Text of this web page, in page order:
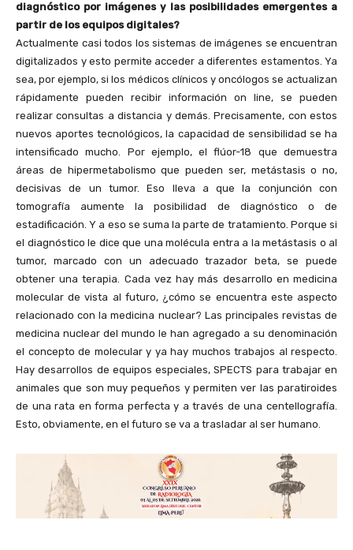
diagnóstico por imágenes y las posibilidades emergentes a
partir de los equipos digitales?
Actualmente casi todos los sistemas de imágenes se encuentran
digitalizados y esto permite acceder a diferentes estamentos. Ya
sea, por ejemplo, si los médicos clínicos y oncólogos se actualizan
rápidamente pueden recibir información on line, se pueden
realizar consultas a distancia y demás. Precisamente, con estos
nuevos aportes tecnológicos, la capacidad de sensibilidad se ha
intensificado mucho. Por ejemplo, el flúor-18 que demuestra
áreas de hipermetabolismo que pueden ser, metástasis o no,
decisivas de un tumor. Eso lleva a que la conjunción con
tomografía aumente la posibilidad de diagnóstico o de
estadificación. Y a eso se suma la parte de tratamiento. Porque si
el diagnóstico le dice que una molécula entra a la metástasis o al
tumor, marcado con un adecuado trazador beta, se puede
obtener una terapia. Cada vez hay más desarrollo en medicina
molecular de vista al futuro, ¿cómo se encuentra este aspecto
relacionado con la medicina nuclear? Las principales revistas de
medicina nuclear del mundo le han agregado a su denominación
el concepto de molecular y ya hay muchos trabajos al respecto.
Hay desarrollos de equipos especiales, SPECTS para trabajar en
animales que son muy pequeños y permiten ver las paratiroides
de una rata en forma perfecta y a través de una centellografía.
Esto, obviamente, en el futuro se va a trasladar al ser humano.